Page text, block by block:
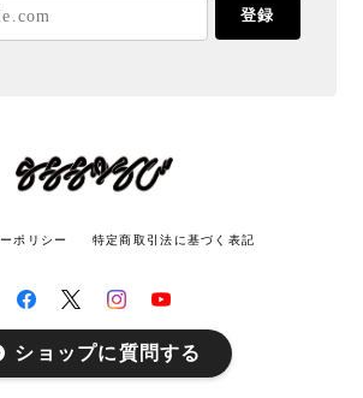
登録
ポリシー 特定商取引法に基づく表記
© LATITUDE All rights reserved.
ショップに質問する